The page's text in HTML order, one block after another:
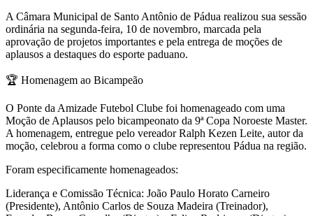
A Câmara Municipal de Santo Antônio de Pádua realizou sua sessão
ordinária na segunda-feira, 10 de novembro, marcada pela
aprovação de projetos importantes e pela entrega de moções de
aplausos a destaques do esporte paduano.
🏆 Homenagem ao Bicampeão
O Ponte da Amizade Futebol Clube foi homenageado com uma
Moção de Aplausos pelo bicampeonato da 9ª Copa Noroeste Master.
A homenagem, entregue pelo vereador Ralph Kezen Leite, autor da
moção, celebrou a forma como o clube representou Pádua na região.
Foram especificamente homenageados:
Liderança e Comissão Técnica: João Paulo Horato Carneiro
(Presidente), Antônio Carlos de Souza Madeira (Treinador),